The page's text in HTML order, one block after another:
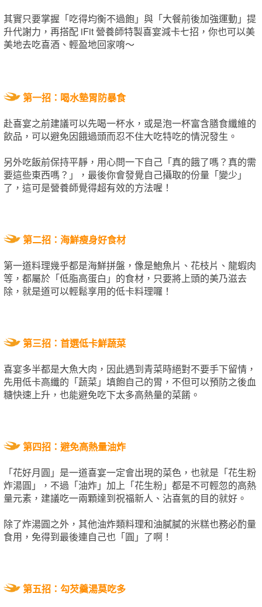
其實只要掌握「吃得均衡不過飽」與「大餐前後加強運動」提
升代謝力，再搭配 iFit 營養師特製喜宴減卡七招，你也可以美
美地去吃喜酒、輕盈地回家唷～
第一招：喝水墊胃防暴食
赴喜宴之前建議可以先喝一杯水，或是泡一杯富含膳食纖維的
飲品，可以避免因餓過頭而忍不住大吃特吃的情況發生。
另外吃飯前保持平靜，用心問一下自己「真的餓了嗎？真的需
要這些東西嗎？」，最後你會發覺自己攝取的份量「變少」
了，這可是營養師覺得超有效的方法喔！
第二招：海鮮瘦身好食材
第一道料理幾乎都是海鮮拼盤，像是鮑魚片、花枝片、龍蝦肉
等，都屬於「低脂高蛋白」的食材，只要將上頭的美乃滋去
除，就是道可以輕鬆享用的低卡料理囉！
第三招：首選低卡鮮蔬菜
喜宴多半都是大魚大肉，因此遇到青菜時絕對不要手下留情，
先用低卡高纖的「蔬菜」填飽自己的胃，不但可以預防之後血
糖快速上升，也能避免吃下太多高熱量的菜餚。
第四招：避免高熱量油炸
「花好月圓」是一道喜宴一定會出現的菜色，也就是「花生粉
炸湯圓」，不過「油炸」加上「花生粉」都是不可輕忽的高熱
量元素，建議吃一兩顆達到祝福新人、沾喜氣的目的就好。
除了炸湯圓之外，其他油炸類料理和油膩膩的米糕也務必酌量
食用，免得到最後連自己也「圓」了啊！
第五招：勾芡羹湯莫吃多